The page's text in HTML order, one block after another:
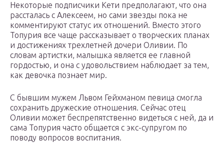
Некоторые подписчики Кети предполагают, что она
рассталась с Алексеем, но сами звезды пока не
комментируют статус их отношений. Вместо этого
Топурия все чаще рассказывает о творческих планах
и достижениях трехлетней дочери Оливии. По
словам артистки, малышка является ее главной
гордостью, и она с удовольствием наблюдает за тем,
как девочка познает мир.
С бывшим мужем Львом Гейхманом певица смогла
сохранить дружеские отношения. Сейчас отец
Оливии может беспрепятственно видеться с ней, да и
сама Топурия часто общается с экс-супругом по
поводу вопросов воспитания.